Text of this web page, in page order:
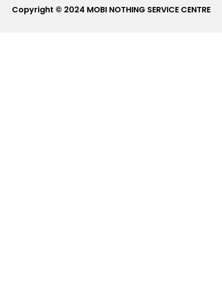
Copyright © 2024 MOBI NOTHING SERVICE CENTRE